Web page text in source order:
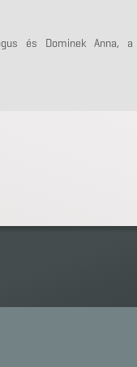
és Dominek Anna, a